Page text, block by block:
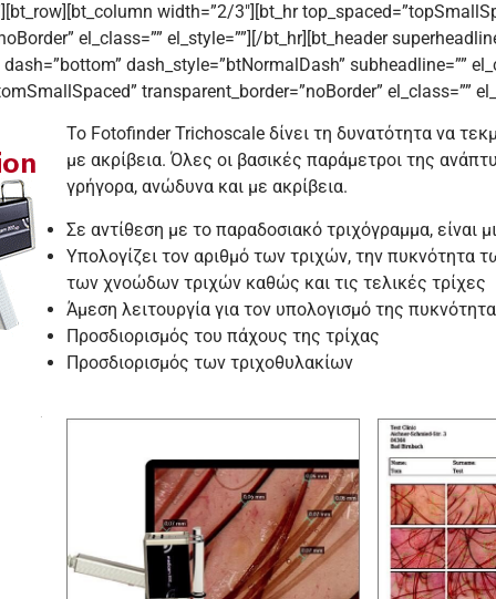
width=”2/3″][bt_hr
el_class=”” el_style=””][/bt_hr][bt_header
dash_style=”btNormalDash” subheadline=””
transparent_border=”noBorder” el_class=””
Το Fotofinder Trichoscale δίνει τη δυνατότητα να
με ακρίβεια. Όλες οι βασικές παράμετροι της
γρήγορα, ανώδυνα και με ακρίβεια.
Σε αντίθεση με το παραδοσιακό τριχόγραμμα, είναι
Υπολογίζει τον αριθμό των τριχών, την πυκνότητα
των χνοώδων τριχών καθώς και τις τελικές τρίχες
Άμεση λειτουργία για τον υπολογισμό της
Προσδιορισμός του πάχους της τρίχας
Προσδιορισμός των τριχοθυλακίων